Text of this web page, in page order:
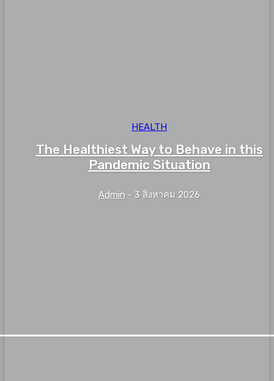
HEALTH
The Healthiest Way to Behave in this
Pandemic Situation
Admin - 3 สิงหาคม 2026